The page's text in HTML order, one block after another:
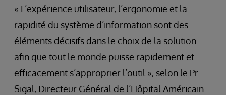
« L’expérience utilisateur, l’ergonomie et la
rapidité du système d’information sont des
éléments décisifs dans le choix de la solution
afin que tout le monde puisse rapidement et
efficacement s’approprier l’outil », selon le Pr
Sigal, Directeur Général de l’Hôpital Américain